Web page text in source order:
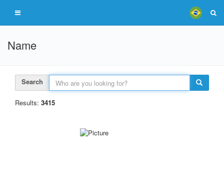
Name
Search
Results: 3415